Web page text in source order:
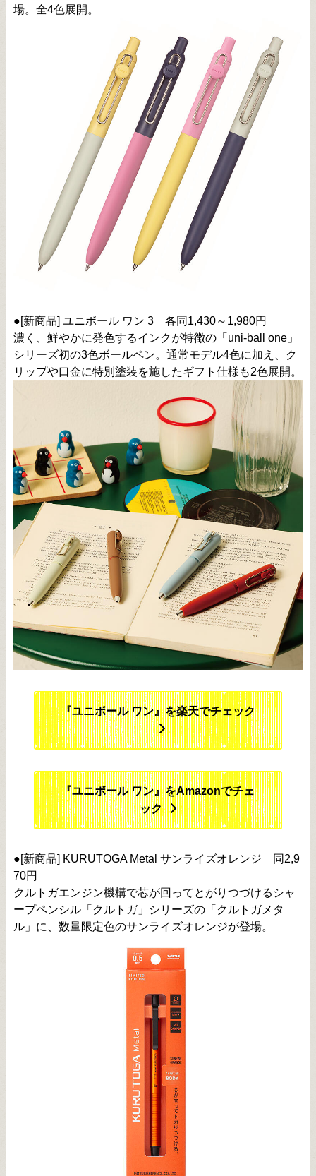
場。全4色展開。
●[新商品] ユニボール ワン 3 各同1,430～1,980円
濃く、鮮やかに発色するインクが特徴の「uni-ball one」
シリーズ初の3色ボールペン。通常モデル4色に加え、ク
リップや口金に特別塗装を施したギフト仕様も2色展開。
『ユニボール ワン』を楽天でチェック
『ユニボール ワン』をAmazonでチェ
ック
●[新商品] KURUTOGA Metal サンライズオレンジ 同2,9
70円
クルトガエンジン機構で芯が回ってとがりつづけるシャ
ープペンシル「クルトガ」シリーズの「クルトガメタ
ル」に、数量限定色のサンライズオレンジが登場。